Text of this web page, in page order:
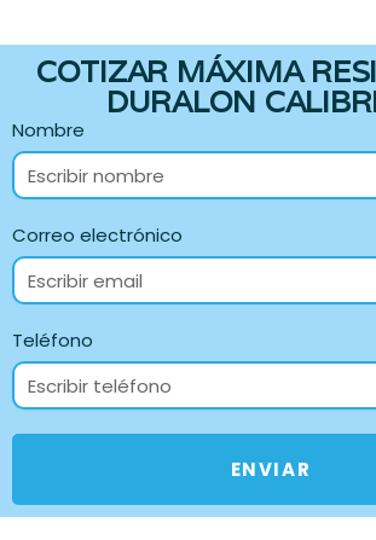
COTIZAR MÁXIMA
DURALON
Nombre
Correo electrónico
Teléfono
ENVIAR